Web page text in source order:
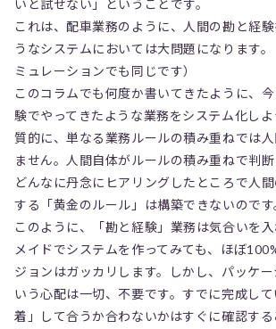
いと試せない」ということです。
これは、配車業務のように、人間の勘と経
うなシステムにおいては大問題になります
ミュレーションでも同じです）
このコラムでも何度か書いてきたように、
験でやってきたような業務をシステム化し
質的に、単なる業務ルールの積み重ねでは
ません。人間自体がルールの積み重ねで判断
どんなに丹念にヒアリングしたところで人
する「黄金のルール」は構築できないのです
このように、「勘と経験」業務は気合いを
メイドでシステムを作ってみても、ほぼ
ジョンはガッカリします。しかし、パッケ
いう心配は一切、不要です。すでに完成し
着」して合うか合わないかはすぐに確認す